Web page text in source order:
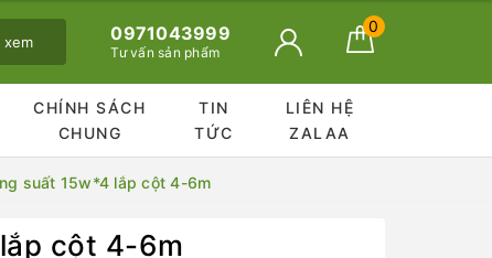
xem 0971043999
Tư vấn sản phẩm
0
CHÍNH SÁCH
CHUNG
TIN
TỨC
LIÊN HỆ
ZALAA
suất 15w*4 lắp cột 4-6m
cột 4-6m